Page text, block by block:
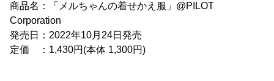
商品名：「メルちゃんの着せかえ服」@PILOT
Corporation
発売日：2022年10月24日発売
定価 ：1,430円(本体 1,300円)